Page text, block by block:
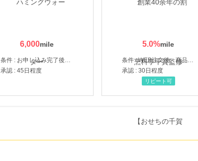
6,000
条件 : お申し込み完了後、決済登録完了と1ヶ月以内のサーバー初回設置。
承認 : 45日程度
5.0%
条件 : WEB注文後、商品受け取り+入金確認時点
承認 : 30日程度
リピート可